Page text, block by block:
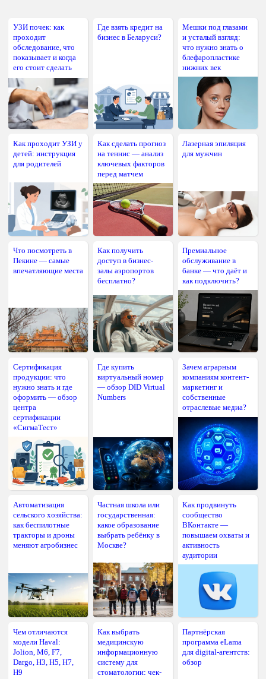
УЗИ почек: как
проходит
обследование, что
показывает и когда
его стоит сделать
Где взять кредит на
бизнес в Беларуси?
Мешки под глазами
и усталый взгляд:
что нужно знать о
блефаропластике
нижних век
Как проходит УЗИ у
детей: инструкция
для родителей
Как сделать прогноз
на теннис — анализ
ключевых факторов
перед матчем
Лазерная эпиляция
для мужчин
Что посмотреть в
Пекине — самые
впечатляющие места
Как получить
доступ в бизнес-
залы аэропортов
бесплатно?
Премиальное
обслуживание в
банке — что даёт и
как подключить?
Сертификация
продукции: что
нужно знать и где
оформить — обзор
центра
сертификации
«СигмаТест»
Где купить
виртуальный номер
— обзор DID Virtual
Numbers
Зачем аграрным
компаниям контент-
маркетинг и
собственные
отраслевые медиа?
Автоматизация
сельского хозяйства:
как беспилотные
тракторы и дроны
меняют агробизнес
Частная школа или
государственная:
какое образование
выбрать ребёнку в
Москве?
Как продвинуть
сообщество
ВКонтакте —
повышаем охваты и
активность
аудитории
Чем отличаются
модели Haval:
Jolion, M6, F7,
Dargo, H3, H5, H7,
H9
Как выбрать
медицинскую
информационную
систему для
стоматологии: чек-
Партнёрская
программа eLama
для digital-агентств:
обзор